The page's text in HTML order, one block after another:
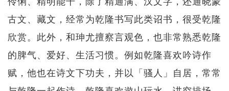
古文、藏文，经常为乾隆书写此类诏书，很受乾隆
欣赏。此外，和珅尤擅察言观色，也非常熟悉乾隆
的脾气、爱好、生活习惯。例如乾隆喜欢吟诗作
赋，他也在诗文下功夫，并以「骚人」自居，常常